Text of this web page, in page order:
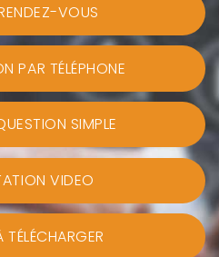
VOUS
PAR TÉLÉPHONE
SIMPLE
VIDEO
TÉLÉCHARGER